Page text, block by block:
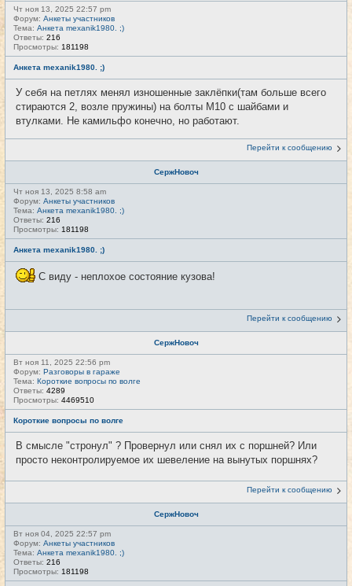
Чт ноя 13, 2025 22:57 pm
Форум: Анкеты участников
Тема: Анкета mexanik1980. ;)
Ответы: 216
Просмотры: 181198
Анкета mexanik1980. ;)
У себя на петлях менял изношенные заклёпки(там больше всего
стираются 2, возле пружины) на болты М10 с шайбами и
втулками. Не камильфо конечно, но работают.
Перейти к сообщению
СержНовоч
Чт ноя 13, 2025 8:58 am
Форум: Анкеты участников
Тема: Анкета mexanik1980. ;)
Ответы: 216
Просмотры: 181198
Анкета mexanik1980. ;)
С виду - неплохое состояние кузова!
Перейти к сообщению
СержНовоч
Вт ноя 11, 2025 22:56 pm
Форум: Разговоры в гараже
Тема: Короткие вопросы по волге
Ответы: 4289
Просмотры: 4469510
Короткие вопросы по волге
В смысле "стронул" ? Провернул или снял их с поршней? Или
просто неконтролируемое их шевеление на вынутых поршнях?
Перейти к сообщению
СержНовоч
Вт ноя 04, 2025 22:57 pm
Форум: Анкеты участников
Тема: Анкета mexanik1980. ;)
Ответы: 216
Просмотры: 181198